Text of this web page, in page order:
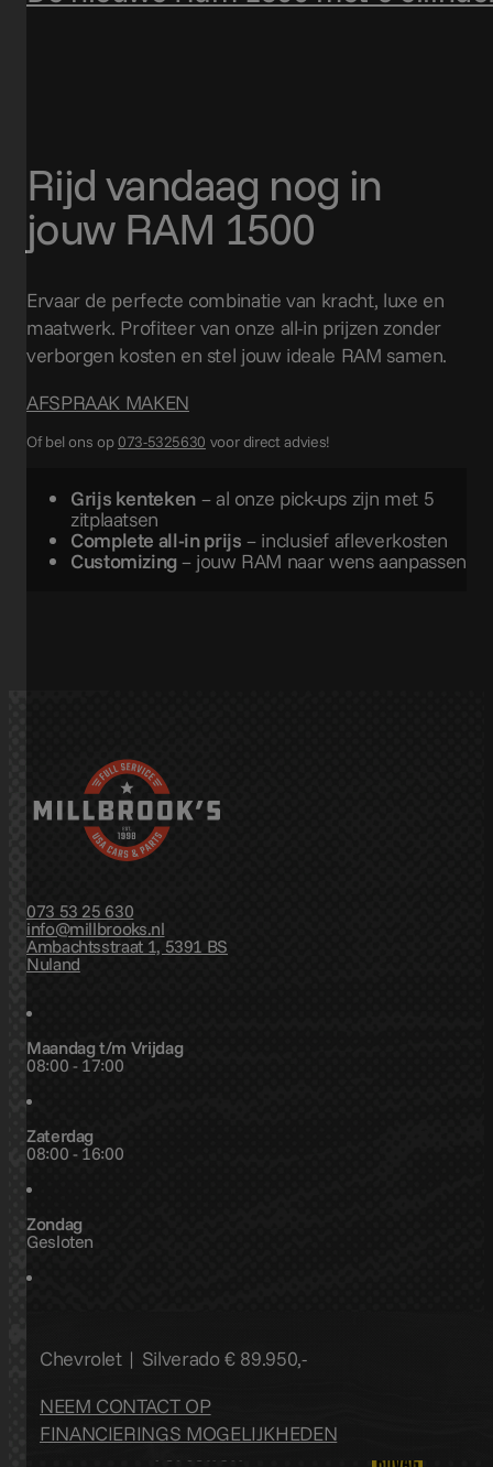
Chevrolet | Silverado€ 89.950,-
NEEM CONTACT OP
FINANCIERINGS MOGELIJKHEDEN
Rijd vandaag nog in
jouw RAM 1500
Ervaar de perfecte combinatie van kracht, luxe en
maatwerk. Profiteer van onze all-in prijzen zonder
verborgen kosten en stel jouw ideale RAM samen.
AFSPRAAK MAKEN
Of bel ons op073-5325630 voor direct advies!
Grijs kenteken– al onze pick-ups zijn met 5
zitplaatsen
Complete all-in prijs – inclusief afleverkosten
Customizing– jouw RAM naar wens aanpassen
073 53 25 630
info@millbrooks.nl
Ambachtsstraat 1, 5391 BS
Nuland
Maandag t/m Vrijdag
08:00 - 17:00
Zaterdag
08:00 - 16:00
Zondag
Gesloten